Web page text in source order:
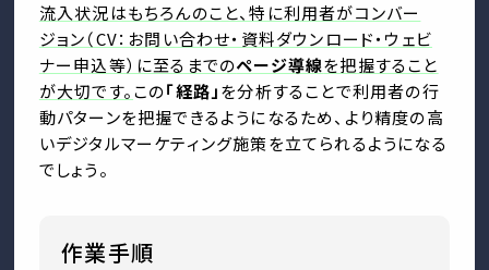
流入状況はもちろんのこと、特に利用者がコンバー
ジョン（CV：お問い合わせ・資料ダウンロード・ウェビ
ナー申込等）に至るまでのページ導線を把握すること
が大切です。この「経路」を分析することで利用者の行
動パターンを把握できるようになるため、より精度の高
いデジタルマーケティング施策を立てられるようになる
でしょう。
作業手順